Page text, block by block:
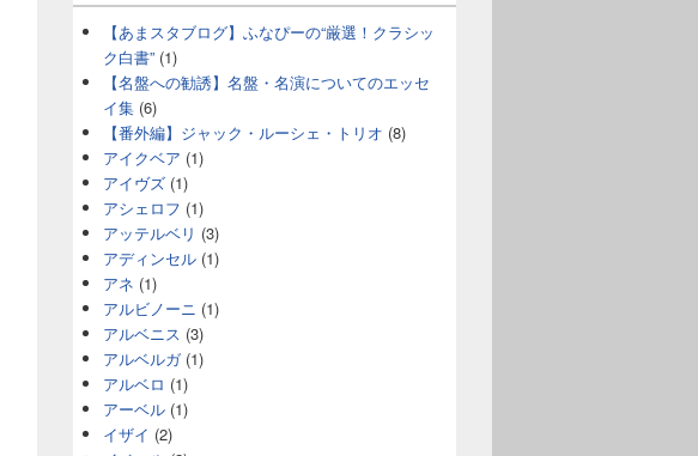
【あまスタブログ】ふなぴーの“厳選！クラシッ
ク白書” (1)
【名盤への勧誘】名盤・名演についてのエッセ
イ集 (6)
【番外編】ジャック・ルーシェ・トリオ (8)
アイクベア (1)
アイヴズ (1)
アシェロフ (1)
アッテルベリ (3)
アディンセル (1)
アネ (1)
アルビノーニ (1)
アルベニス (3)
アルベルガ(1)
アルベロ (1)
アーベル (1)
イザイ (2)